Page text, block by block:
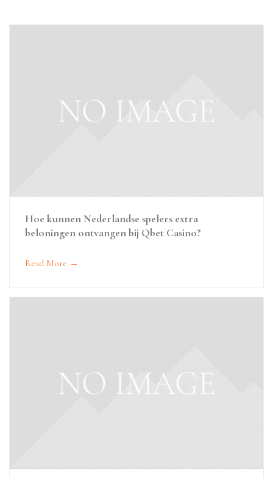
Hoe kunnen Nederlandse spelers extra
beloningen ontvangen bij Qbet Casino?
Read More →